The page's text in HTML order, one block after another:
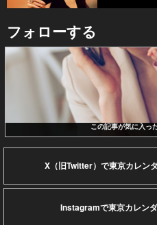
フォローする
この記事が気に入っ
X（旧Twitter）で東京カレン
Instagramで東京カレン